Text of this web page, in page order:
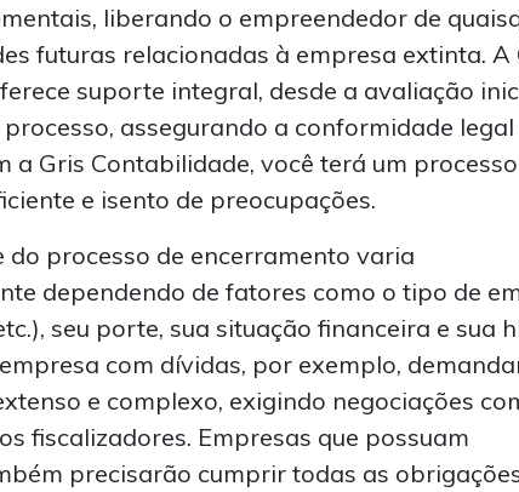
liberando o empreendedor de
futuras relacionadas à empresa extinta. A
suporte integral, desde a avaliação
assegurando a conformidade legal
a Gris Contabilidade, você terá um processo
e isento de preocupações.
do processo de encerramento varia
dependendo de fatores como o tipo de
seu porte, sua situação financeira e sua
com dívidas, por exemplo,
e complexo, exigindo negociações
fiscalizadores. Empresas que possuam
precisarão cumprir todas as